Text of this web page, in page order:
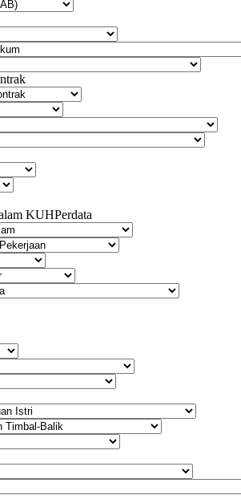
KUHPerdata